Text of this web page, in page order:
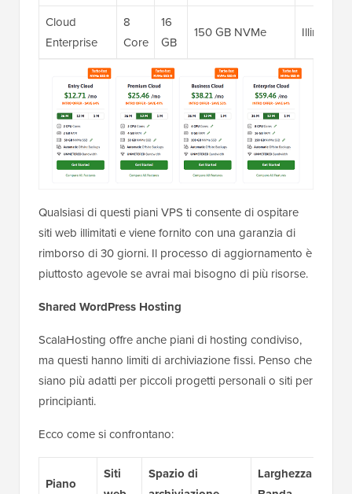
Cloud
Enterprise
8
Core
16
GB
150 GB NVMe Illimitato
Qualsiasi di questi piani VPS ti consente di ospitare
siti web illimitati e viene fornito con una garanzia di
rimborso di 30 giorni. Il processo di aggiornamento è
piuttosto agevole se avrai mai bisogno di più risorse.
Shared WordPress Hosting
ScalaHosting offre anche piani di hosting condiviso,
ma questi hanno limiti di archiviazione fissi. Penso che
siano più adatti per piccoli progetti personali o siti per
principianti.
Ecco come si confrontano:
Piano
Siti
Spazio di
Larghezza di